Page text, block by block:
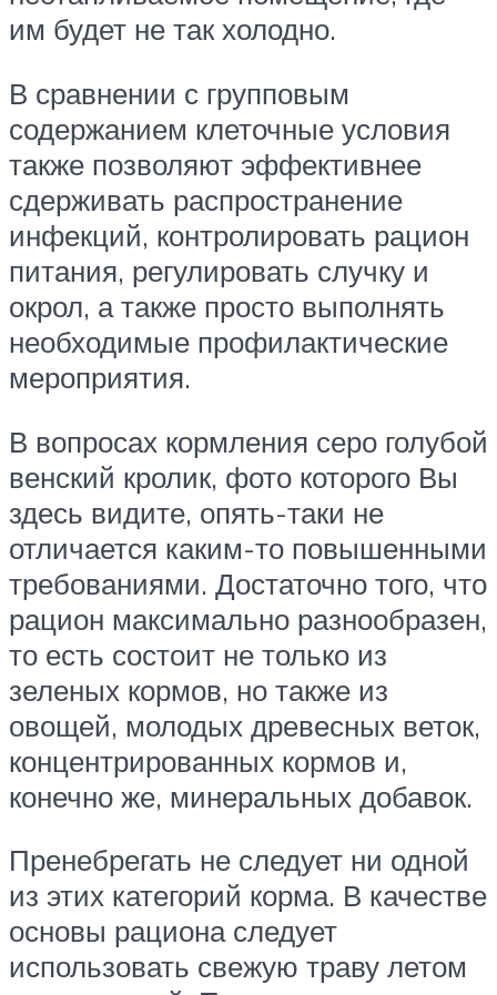
им будет не так холодно.
В сравнении с групповым
содержанием клеточные условия
также позволяют эффективнее
сдерживать распространение
инфекций, контролировать рацион
питания, регулировать случку и
окрол, а также просто выполнять
необходимые профилактические
мероприятия.
В вопросах кормления серо голубой
венский кролик, фото которого Вы
здесь видите, опять-таки не
отличается каким-то повышенными
требованиями. Достаточно того, что
рацион максимально разнообразен,
то есть состоит не только из
зеленых кормов, но также из
овощей, молодых древесных веток,
концентрированных кормов и,
конечно же, минеральных добавок.
Пренебрегать не следует ни одной
из этих категорий корма. В качестве
основы рациона следует
использовать свежую траву летом